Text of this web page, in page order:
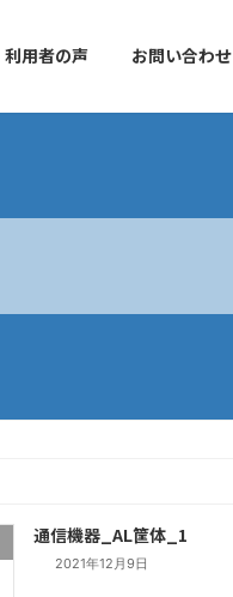
利用者の声 お問い合わせ
通信機器_AL筐体_1
2021年12月9日